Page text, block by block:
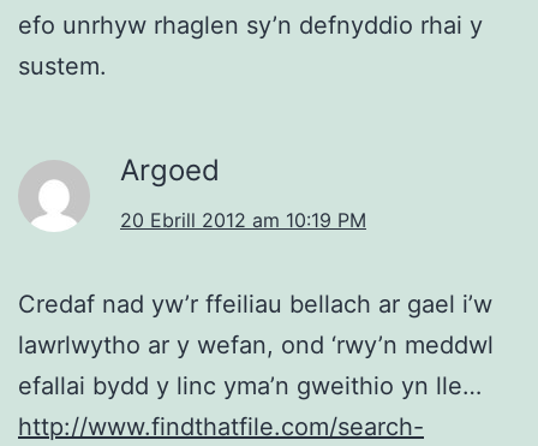
efo unrhyw rhaglen sy’n defnyddio rhai y
sustem.
Argoed
20 Ebrill 2012 am 10:19 PM
Credaf nad yw’r ffeiliau bellach ar gael i’w
lawrlwytho ar y wefan, ond ‘rwy’n meddwl
efallai bydd y linc yma’n gweithio yn lle…
http://www.findthatfile.com/search-